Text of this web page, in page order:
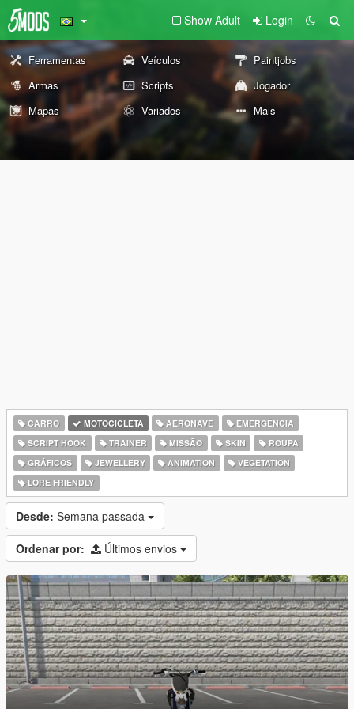
Show Adult Login
Ferramentas Veículos
Paintjobs
Armas
Scripts
Jogador
Mapas
Variados Mais
CARRO MOTOCICLETA AERONAVE
EMERGÊNCIA
SCRIPT HOOK
TRAINER MISSÃO SKIN
ROUPA
GRÁFICOS
JEWELLERY ANIMATION
VEGETATION
LORE FRIENDLY
Desde: Semana passada
Ordenar por: Últimos envios